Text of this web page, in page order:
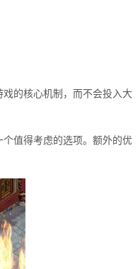
的核心机制，而不会投入大
值得考虑的选项。额外的优